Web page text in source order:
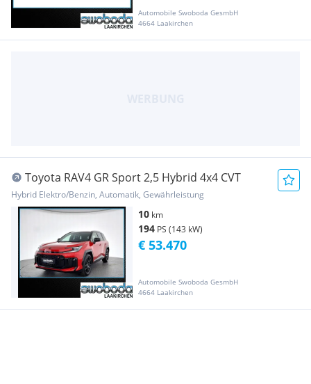
Automobile Swoboda GesmbH
4664 Laakirchen
Toyota RAV4 GR Sport 2,5 Hybrid 4x4 CVT
Hybrid Elektro/Benzin, Automatik, Gewährleistung
10 km
194 PS (143 kW)
Automobile Swoboda GesmbH
4664 Laakirchen
€ 53.470